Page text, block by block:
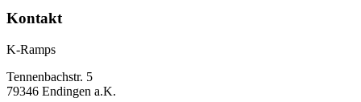
Kontakt
K-Ramps
Tennenbachstr. 5
79346 Endingen a.K.